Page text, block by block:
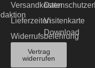
Versandkosten
Lieferzeiten
Widerrufsbelehrung
Vertrag
widerrufen
Visitenkarte
Download